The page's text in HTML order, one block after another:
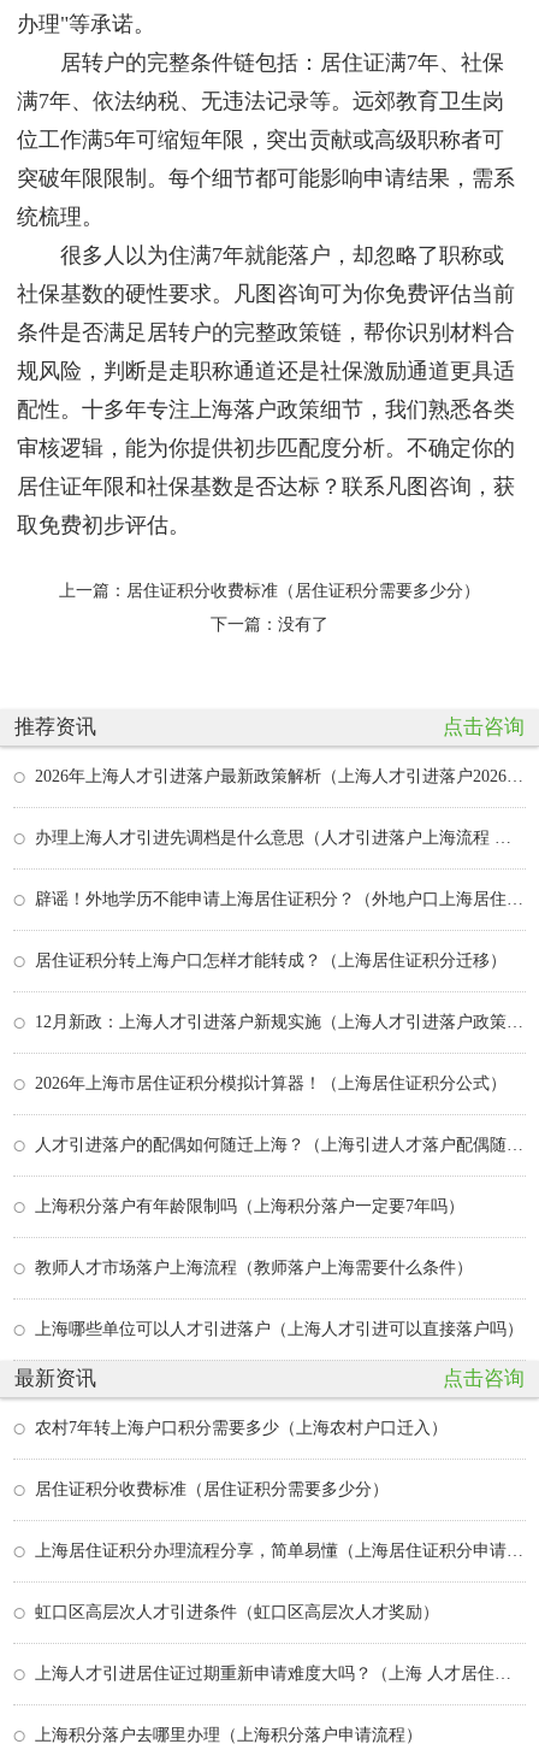
办理"等承诺。
居转户的完整条件链包括：居住证满7年、社保
满7年、依法纳税、无违法记录等。远郊教育卫生岗
位工作满5年可缩短年限，突出贡献或高级职称者可
突破年限限制。每个细节都可能影响申请结果，需系
统梳理。
很多人以为住满7年就能落户，却忽略了职称或
社保基数的硬性要求。凡图咨询可为你免费评估当前
条件是否满足居转户的完整政策链，帮你识别材料合
规风险，判断是走职称通道还是社保激励通道更具适
配性。十多年专注上海落户政策细节，我们熟悉各类
审核逻辑，能为你提供初步匹配度分析。不确定你的
居住证年限和社保基数是否达标？联系凡图咨询，获
取免费初步评估。
上一篇： 居住证积分收费标准（居住证积分需要多少分）
下一篇：没有了
推荐资讯 点击咨询
居住证积分转上海户口怎样才能转成？（上海居住证积分迁移）
2026年上海市居住证积分模拟计算器！（上海居住证积分公式）
上海积分落户有年龄限制吗（上海积分落户一定要7年吗）
教师人才市场落户上海流程（教师落户上海需要什么条件）
上海哪些单位可以人才引进落户（上海人才引进可以直接落户吗）
最新资讯 点击咨询
农村7年转上海户口积分需要多少（上海农村户口迁入）
居住证积分收费标准（居住证积分需要多少分）
虹口区高层次人才引进条件（虹口区高层次人才奖励）
上海积分落户去哪里办理（上海积分落户申请流程）